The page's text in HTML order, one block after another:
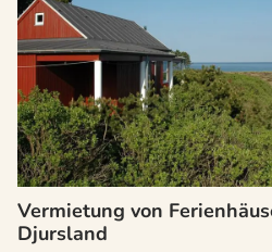
Vermietung von
Djursland